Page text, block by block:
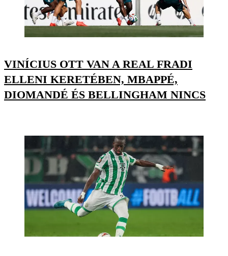
VINÍCIUS OTT VAN A REAL FRADI
ELLENI KERETÉBEN, MBAPPÉ,
DIOMANDÉ ÉS BELLINGHAM NINCS